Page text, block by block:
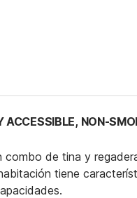
ACCESSIBLE, NON-
combo de tina y
tiene